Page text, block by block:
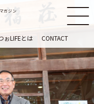
ガジン
ぉLIFEとは CONTACT